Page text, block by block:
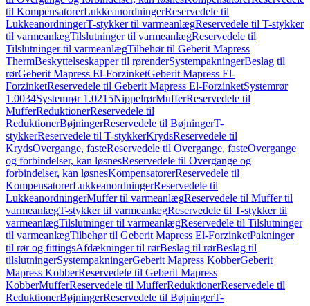
til KompensatorerLukkeanordningerReservedele til
LukkeanordningerT-stykker til varmeanlægReservedele til T-stykker
til varmeanlægTilslutninger til varmeanlægReservedele til
Tilslutninger til varmeanlægTilbehør til Geberit Mapress
ThermBeskyttelseskapper til rørenderSystempakningerBeslag til
rørGeberit Mapress El-ForzinketGeberit Mapress El-
ForzinketReservedele til Geberit Mapress El-ForzinketSystemrør
1.0034Systemrør 1.0215NippelrørMufferReservedele til
MufferReduktionerReservedele til
ReduktionerBøjningerReservedele til BøjningerT-
stykkerReservedele til T-stykkerKrydsReservedele til
KrydsOvergange, fasteReservedele til Overgange, fasteOvergange
og forbindelser, kan løsnesReservedele til Overgange og
forbindelser, kan løsnesKompensatorerReservedele til
KompensatorerLukkeanordningerReservedele til
LukkeanordningerMuffer til varmeanlægReservedele til Muffer til
varmeanlægT-stykker til varmeanlægReservedele til T-stykker til
varmeanlægTilslutninger til varmeanlægReservedele til Tilslutninger
til varmeanlægTilbehør til Geberit Mapress El-ForzinketPakninger
til rør og fittingsAfdækninger til rørBeslag til rørBeslag til
tilslutningerSystempakningerGeberit Mapress KobberGeberit
Mapress KobberReservedele til Geberit Mapress
KobberMufferReservedele til MufferReduktionerReservedele til
ReduktionerBøjningerReservedele til BøjningerT-